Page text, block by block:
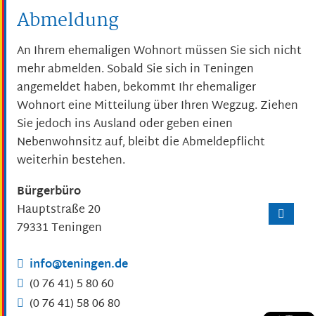
Abmeldung
An Ihrem ehemaligen Wohnort müssen Sie sich nicht
mehr abmelden. Sobald Sie sich in Teningen
angemeldet haben, bekommt Ihr ehemaliger
Wohnort eine Mitteilung über Ihren Wegzug. Ziehen
Sie jedoch ins Ausland oder geben einen
Nebenwohnsitz auf, bleibt die Abmeldepflicht
weiterhin bestehen.
Bürgerbüro
Hauptstraße 20
79331Teningen
info@teningen.de
(07641) 58060
(07641) 580680